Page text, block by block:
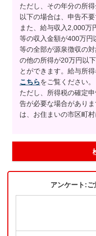
ただし、その年分の所
以下の場合は、申告不要
また、給与収入2,000万
等の収入金額が400万円
等の全部が源泉徴収の
の他の所得が20万円以
とができます。給与所
こちらをご覧ください。
ただし、所得税の確定
告が必要な場合があり
は、お住まいの市区町村
アンケート: